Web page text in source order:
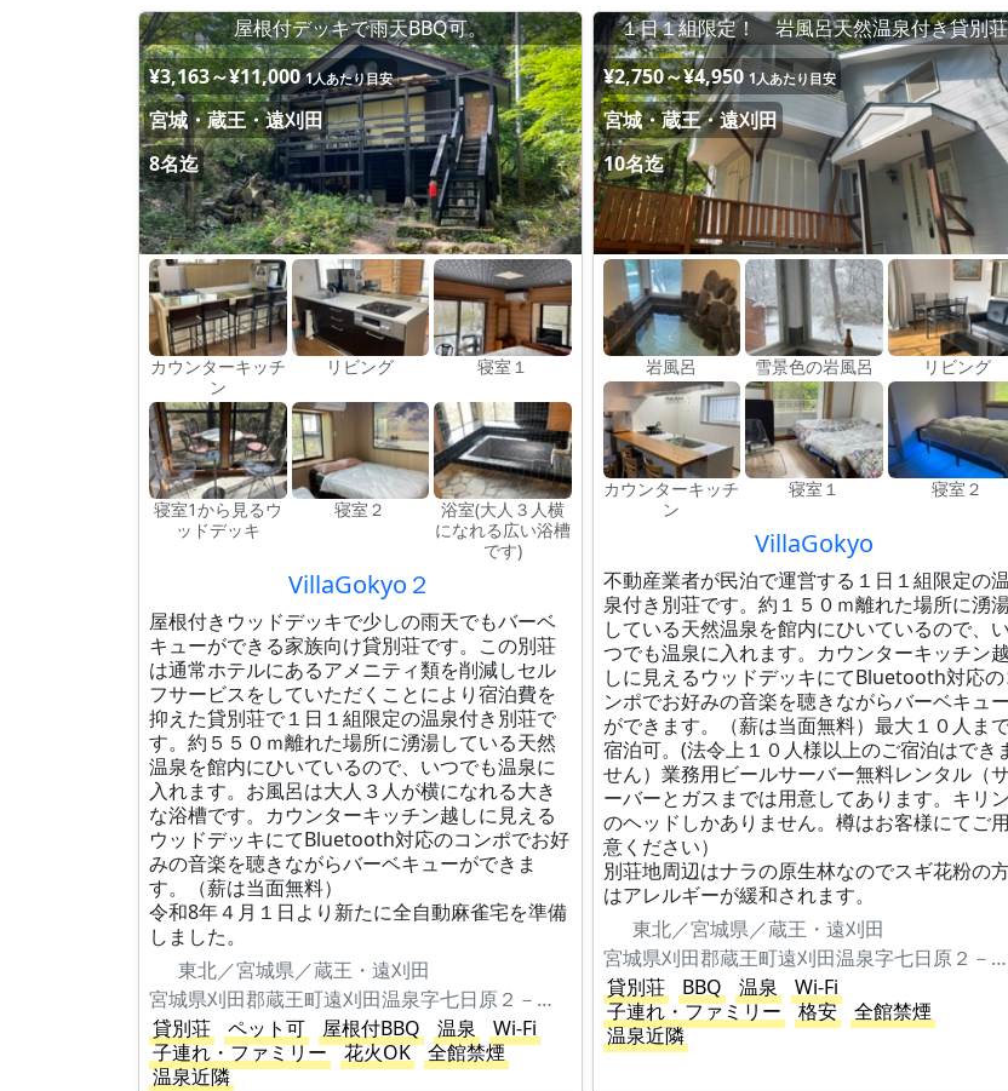
屋根付デッキで雨天BBQ可。
¥3,163～¥11,000 1人あたり目安
宮城・蔵王・遠刈田
8名迄
カウンターキッチ
ン
リビング 寝室１
寝室1から見るウ
ッドデッキ
寝室２
浴室(大人３人横
になれる広い浴槽
です)
VillaGokyo２
屋根付きウッドデッキで少しの雨天でもバーベ
キューができる家族向け貸別荘です。この別荘
は通常ホテルにあるアメニティ類を削減しセル
フサービスをしていただくことにより宿泊費を
抑えた貸別荘で１日１組限定の温泉付き別荘で
す。約５５０ｍ離れた場所に湧湯している天然
温泉を館内にひいているので、いつでも温泉に
入れます。お風呂は大人３人が横になれる大き
な浴槽です。カウンターキッチン越しに見える
ウッドデッキにてBluetooth対応のコンポでお好
みの音楽を聴きながらバーベキューができま
す。（薪は当面無料）
令和8年４月１日より新たに全自動麻雀宅を準備
しました。
東北／宮城県／蔵王・遠刈田
宮城県刈田郡蔵王町遠刈田温泉字七日原２－４１８
貸別荘
ペット可 屋根付BBQ 温泉
Wi-Fi
子連れ・ファミリー
花火OK
全館禁煙
温泉近隣
１日１組限定！ 岩風呂天然温泉付き貸別荘
¥2,750～¥4,950 1人あたり目安
宮城・蔵王・遠刈田
10名迄
岩風呂 雪景色の岩風呂 リビング
カウンターキッチ
ン
寝室１ 寝室２
VillaGokyo
不動産業者が民泊で運営する１日１組限定の温
泉付き別荘です。約１５０ｍ離れた場所に湧
している天然温泉を館内にひいているので、い
つでも温泉に入れます。カウンターキッチン越
しに見えるウッドデッキにてBluetooth対応の
ンポでお好みの音楽を聴きながらバーベキュー
ができます。（薪は当面無料）最大１０人ま
宿泊可。(法令上１０人様以上のご宿泊はでき
せん）業務用ビールサーバー無料レンタル（サ
ーバーとガスまでは用意してあります。キリン
のヘッドしかありません。樽はお客様にてご用
意ください）
別荘地周辺はナラの原生林なのでスギ花粉の
はアレルギーが緩和されます。
東北／宮城県／蔵王・遠刈田
宮城県刈田郡蔵王町遠刈田温泉字七日原２－３０１
貸別荘
BBQ 温泉
Wi-Fi
子連れ・ファミリー
格安
全館禁煙
温泉近隣